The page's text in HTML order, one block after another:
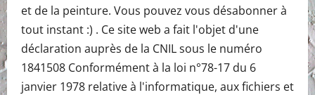
et de la peinture. Vous pouvez vous désabonner à
tout instant :) . Ce site web a fait l'objet d'une
déclaration auprès de la CNIL sous le numéro
1841508 Conformément à la loi n°78-17 du 6
janvier 1978 relative à l'informatique, aux fichiers et